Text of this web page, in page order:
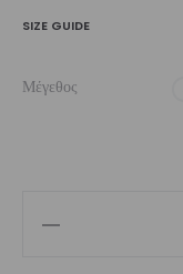
SIZE GUIDE
Μέγεθος